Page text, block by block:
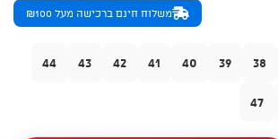
משלוח חינם ברכישה מעל ₪100
38
39
40
41
42
43
44
47